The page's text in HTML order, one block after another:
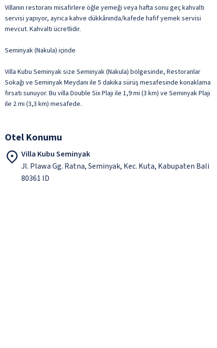
Villanın restoranı misafirlere öğle yemeği veya hafta sonu geç kahvaltı
servisi yapıyor, ayrıca kahve dükkânında/kafede hafif yemek servisi
mevcut. Kahvaltı ücretlidir.
Seminyak (Nakula) içinde
Villa Kubu Seminyak size Seminyak (Nakula) bölgesinde, Restoranlar
Sokağı ve Seminyak Meydanı ile 5 dakika sürüş mesafesinde konaklama
fırsatı sunuyor. Bu villa Double Six Plajı ile 1,9 mi (3 km) ve Seminyak Plajı
ile 2 mi (3,3 km) mesafede.
Otel Konumu
Villa Kubu Seminyak
Jl. Plawa Gg. Ratna, Seminyak, Kec. Kuta, Kabupaten Bali
80361 ID